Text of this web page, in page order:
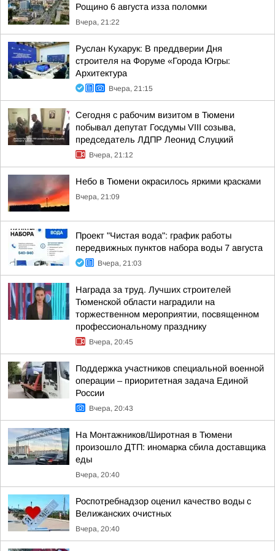
Рощино 6 августа изза поломки
Вчера, 21:22
Руслан Кухарук: В преддверии Дня
строителя на Форуме «Города Югры:
Архитектура
Вчера, 21:15
Сегодня с рабочим визитом в Тюмени
побывал депутат Госдумы VIII созыва,
председатель ЛДПР Леонид Слуцкий
Вчера, 21:12
Небо в Тюмени окрасилось яркими красками
Вчера, 21:09
Проект "Чистая вода": график работы
передвижных пунктов набора воды 7 августа
Вчера, 21:03
Награда за труд. Лучших строителей
Тюменской области наградили на
торжественном мероприятии, посвященном
профессиональному празднику
Вчера, 20:45
Поддержка участников специальной военной
операции – приоритетная задача Единой
России
Вчера, 20:43
На Монтажников/Широтная в Тюмени
произошло ДТП: иномарка сбила доставщика
еды
Вчера, 20:40
Роспотребнадзор оценил качество воды с
Велижанских очистных
Вчера, 20:40